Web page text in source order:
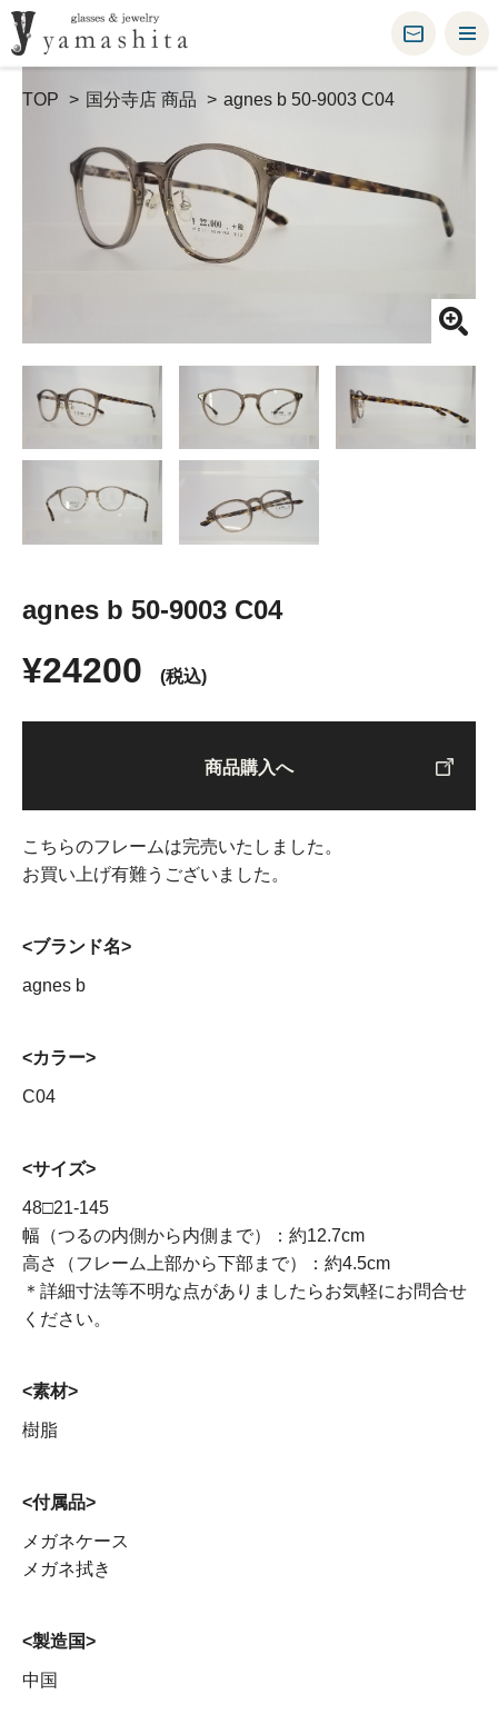
TOP 国分寺店 商品 agnes b 50-9003 C04
agnes b 50-9003 C04
¥24200 (税込)
商品購入へ
こちらのフレームは完売いたしました。
お買い上げ有難うございました。
<ブランド名>
agnes b
<カラー>
C04
<サイズ>
48□21-145
幅（つるの内側から内側まで）：約12.7cm
高さ（フレーム上部から下部まで）：約4.5cm
＊詳細寸法等不明な点がありましたらお気軽にお問合せ
ください。
<素材>
樹脂
<付属品>
メガネケース
メガネ拭き
<製造国>
中国